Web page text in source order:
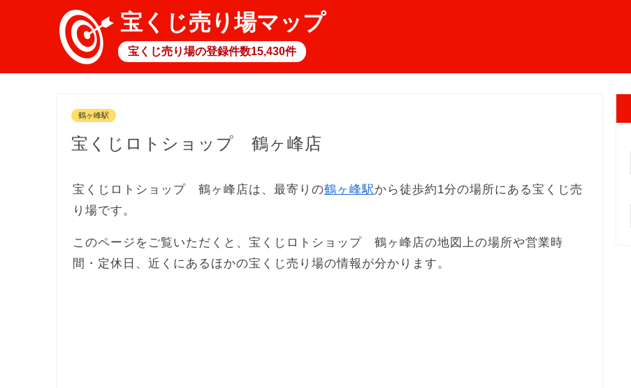
宝くじ売り場マップ
宝くじ売り場の登録件数15,430件
鶴ヶ峰駅
宝くじロトショップ 鶴ヶ峰店
宝くじロトショップ 鶴ヶ峰店は、最寄りの鶴ヶ峰駅から徒歩約1分の場所にある宝くじ売
り場です。
このページをご覧いただくと、宝くじロトショップ 鶴ヶ峰店の地図上の場所や営業時
間・定休日、近くにあるほかの宝くじ売り場の情報が分かります。